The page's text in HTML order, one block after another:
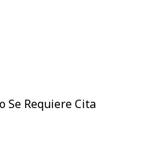
Se Requiere Cita